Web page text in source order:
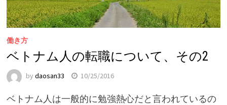
働き方
ベトナム人の転職について、その2
by daosan33 10/25/2016
ベトナム人は一般的に勉強熱心だと言われているの